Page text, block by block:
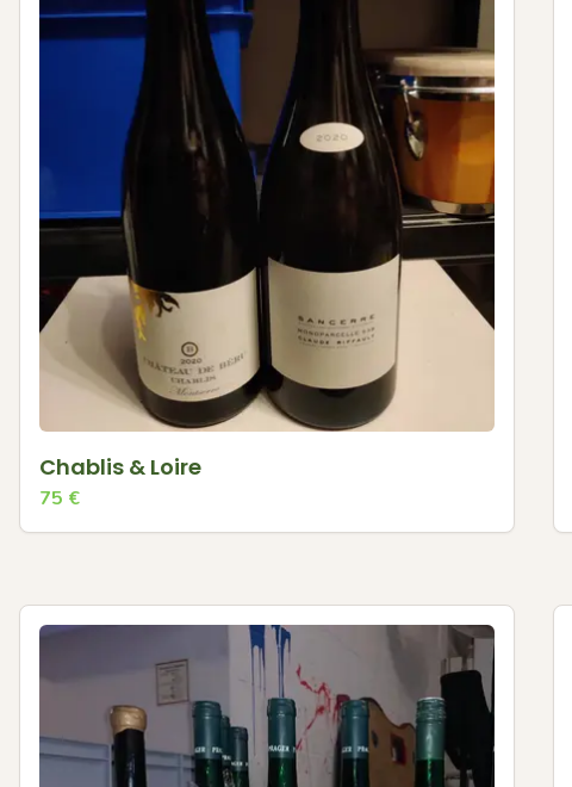
Chablis & Loire
75 €